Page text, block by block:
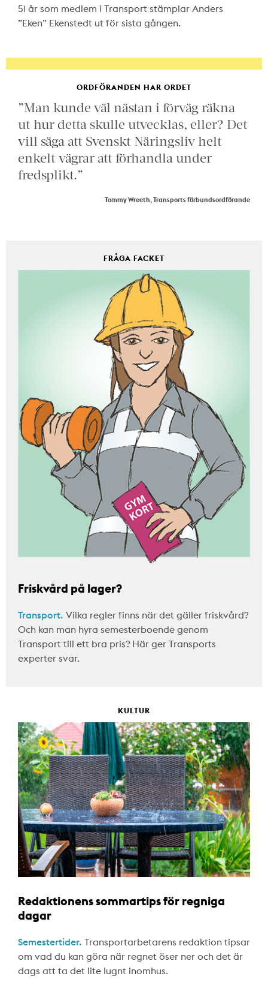
51 år som medlem i Transport stämplar Anders
”Eken” Ekenstedt ut för sista gången.
ORDFÖRANDEN HAR ORDET
”Man kunde väl nästan i förväg räkna
ut hur detta skulle utvecklas, eller? Det
vill säga att Svenskt Näringsliv helt
enkelt vägrar att förhandla under
fredsplikt.”
Tommy Wreeth, Transports förbundsordförande
FRÅGA FACKET
Friskvård på lager?
Transport. Vilka regler finns när det gäller friskvård?
Och kan man hyra semesterboende genom
Transport till ett bra pris? Här ger Transports
experter svar.
KULTUR
Redaktionens sommartips för regniga
dagar
Semestertider. Transportarbetarens redaktion tipsar
om vad du kan göra när regnet öser ner och det är
dags att ta det lite lugnt inomhus.